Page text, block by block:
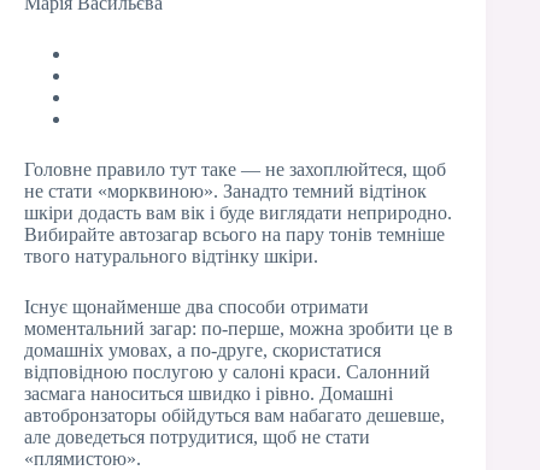
Головне правило тут таке — не захоплюйтеся, щоб
не стати «морквиною». Занадто темний відтінок
шкіри додасть вам вік і буде виглядати неприродно.
Вибирайте автозагар всього на пару тонів темніше
твого натурального відтінку шкіри.
Існує щонайменше два способи отримати
моментальний загар: по‑перше, можна зробити це в
домашніх умовах, а по-друге, скористатися
відповідною послугою у салоні краси. Салонний
засмага наноситься швидко і рівно. Домашні
автобронзаторы обійдуться вам набагато дешевше,
але доведеться потрудитися, щоб не стати
«плямистою».